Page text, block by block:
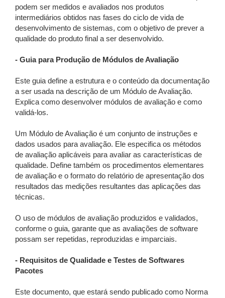
podem ser medidos e avaliados nos produtos
intermediários obtidos nas fases do ciclo de vida de
desenvolvimento de sistemas, com o objetivo de prever a
qualidade do produto final a ser desenvolvido.
- Guia para Produção de Módulos de Avaliação
Este guia define a estrutura e o conteúdo da documentação
a ser usada na descrição de um Módulo de Avaliação.
Explica como desenvolver módulos de avaliação e como
validá-los.
Um Módulo de Avaliação é um conjunto de instruções e
dados usados para avaliação. Ele especifica os métodos
de avaliação aplicáveis para avaliar as características de
qualidade. Define também os procedimentos elementares
de avaliação e o formato do relatório de apresentação dos
resultados das medições resultantes das aplicações das
técnicas.
O uso de módulos de avaliação produzidos e validados,
conforme o guia, garante que as avaliações de software
possam ser repetidas, reproduzidas e imparciais.
- Requisitos de Qualidade e Testes de Softwares
Pacotes
Este documento, que estará sendo publicado como Norma